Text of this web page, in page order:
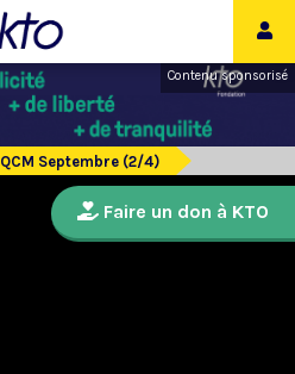
Contenu sponsorisé
QCM Septembre (2/4)
Faire un don à KTO